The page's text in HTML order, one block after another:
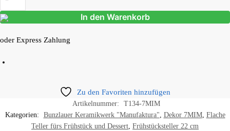
In den Warenkorb
oder Express Zahlung
Zu den Favoriten hinzufügen
Artikelnummer:
T134-7MIM
Kategorien:
Bunzlauer Keramikwerk "Manufaktura", Dekor 7MIM, Flache
Teller fürs Frühstück und Dessert, Frühstücksteller 22 cm